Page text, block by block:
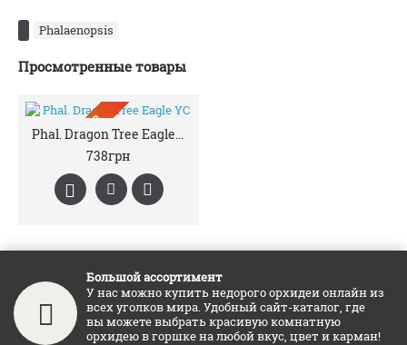
Phalaenopsis
Просмотренные товары
ПРЕДЗАКАЗ
Phal. Dragon Tree Eagle YC
738грн
Большой ассортимент
У нас можно купить недорого орхидеи онлайн из
всех уголков мира. Удобный сайт-каталог, где
вы можете выбрать красивую комнатную
орхидею в горшке на любой вкус, цвет и карман!